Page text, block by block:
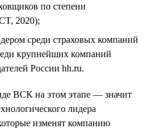
по степени
2020);
среди страховых компаний
крупнейших компаний
России hh.ru.
ВСК на этом этапе — значит
лидера
изменят компанию